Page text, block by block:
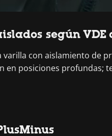
según
varilla con aislamiento de
en posiciones profundas;